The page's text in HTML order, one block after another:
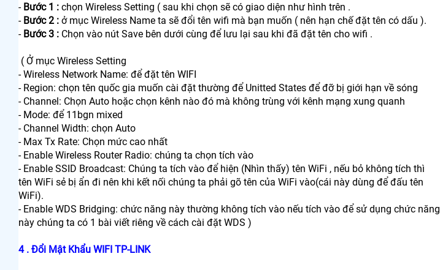
-Bước 1 : chọn Wireless Setting ( sau khi chọn sẽ có giao diện như hình trên .
- Bước 2 : ở mục Wireless Name ta sẽ đổi tên wifi mà bạn muốn ( nên hạn chế đặt tên có dấu ).
- Bước 3 : Chọn vào nút Save bên dưới cùng để lưu lại sau khi đã đặt tên cho wifi .
( Ở mục Wireless Setting
- Wireless Network Name: để đặt tên WIFI
- Region: chọn tên quốc gia muốn cài đặt thường để Unitted States để đỡ bị giới hạn về sóng
- Channel: Chọn Auto hoặc chọn kênh nào đó mà không trùng với kênh mạng xung quanh
- Mode: để 11bgn mixed
- Channel Width: chọn Auto
- Max Tx Rate: Chọn mức cao nhất
- Enable Wireless Router Radio: chúng ta chọn tích vào
- Enable SSID Broadcast: Chúng ta tích vào để hiện (Nhìn thấy) tên WiFi , nếu bỏ không tích thì
tên WiFi sẻ bị ẩn đi nên khi kết nối chúng ta phải gõ tên của WiFi vào(cái này dùng để đấu tên
WiFi).
- Enable WDS Bridging: chức năng này thường không tích vào nếu tích vào để sử dụng chức năng
này chúng ta có 1 bài viết riêng về cách cài đặt WDS )
4 . Đổi Mật Khẩu WIFI TP-LINK